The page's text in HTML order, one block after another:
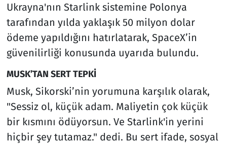
Ukrayna'nın Starlink sistemine Polonya
tarafından yılda yaklaşık 50 milyon dolar
ödeme yapıldığını hatırlatarak, SpaceX’in
güvenilirliği konusunda uyarıda bulundu.
MUSK’TAN SERT TEPKİ
Musk, Sikorski’nin yorumuna karşılık olarak,
"Sessiz ol, küçük adam. Maliyetin çok küçük
bir kısmını ödüyorsun. Ve Starlink'in yerini
hiçbir şey tutamaz." dedi. Bu sert ifade, sosyal